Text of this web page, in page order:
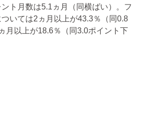
ト月数は5.1ヵ月（同横ばい）。フ
いては2ヵ月以上が43.3％（同0.8
月以上が18.6％（同3.0ポイント下